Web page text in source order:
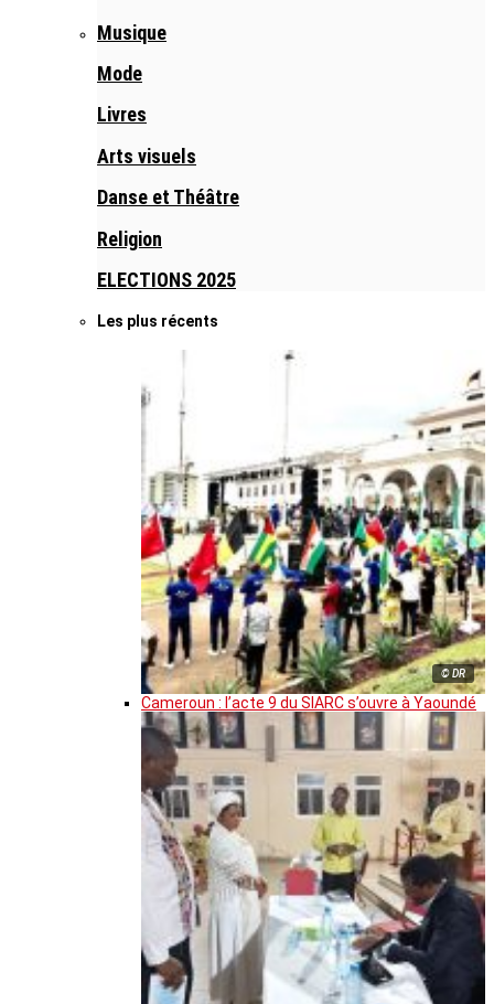
Musique
Mode
Livres
Arts visuels
Danse et Théâtre
Religion
ELECTIONS 2025
Les plus récents
© DR
Cameroun : l’acte 9 du SIARC s’ouvre à Yaoundé